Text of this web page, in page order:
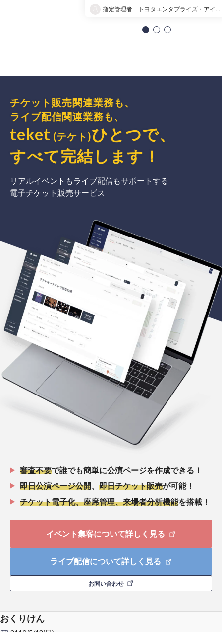
指定管理者 トヨタエンタプライズ・アイシーシー共同事業体
チケット販売関連業務も、
ライブ配信関連業務も、
teket (テケト)ひとつで、
すべて完結 します ！
リアルイベントもライブ配信もサポートする
電子チケット販売サービス
審査不要で誰でも簡単に公演ページを作成できる！
即日公演ページ公開
即日チケット販売が可能！
チケット電子化、座席管理、来場者分析機能を搭載！
イベント集客について詳しく見る
ライブ配信について詳しく見る
お問い合わせ
おくりけん